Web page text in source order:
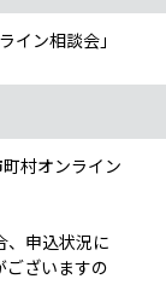
イン相談会」
村オンライン
、申込状況に
ございますの